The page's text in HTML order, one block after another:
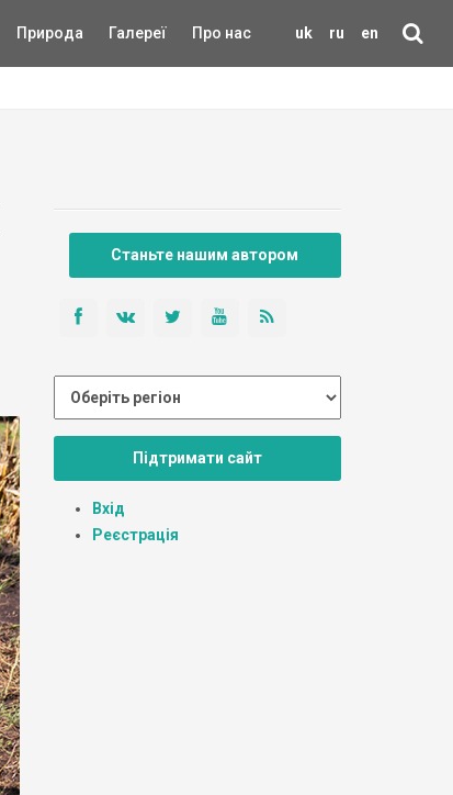
uk ru en
Природа Галереї Про нас
Станьте нашим автором
Підтримати сайт
Вхід
Реєстрація